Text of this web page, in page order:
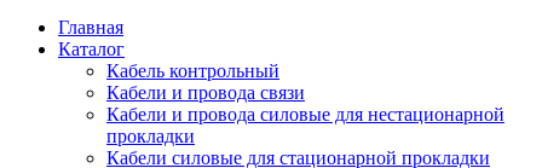
Главная
Каталог
Кабель контрольный
Кабели и провода связи
Кабели и провода силовые для нестационарной
прокладки
Кабели силовые для стационарной прокладки